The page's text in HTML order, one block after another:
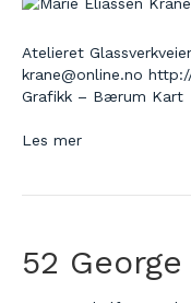
Atelieret
krane@online.no
Grafikk – Bærum Kart
Les mer
52